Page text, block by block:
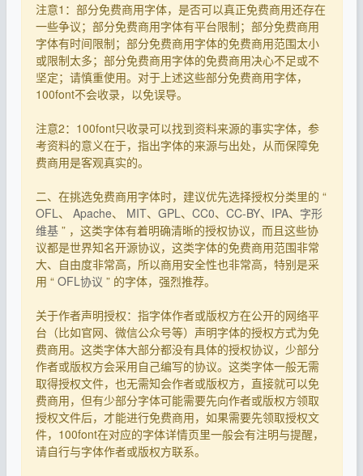
注意1：部分免费商用字体，是否可以真正免费商用还存在
一些争议；部分免费商用字体有平台限制；部分免费商用
字体有时间限制；部分免费商用字体的免费商用范围太小
或限制太多；部分免费商用字体的免费商用决心不足或不
坚定；请慎重使用。对于上述这些部分免费商用字体，
100font不会收录，以免误导。
注意2：100font只收录可以找到资料来源的事实字体，参
考资料的意义在于，指出字体的来源与出处，从而保障免
费商用是客观真实的。
二、在挑选免费商用字体时，建议优先选择授权分类里的 “
OFL、 Apache、 MIT、 GPL、 CC0、 CC-BY、 IPA、 字形
维基 ” ，这类字体有着明确清晰的授权协议，而且这些协
议都是世界知名开源协议，这类字体的免费商用范围非常
大、自由度非常高，所以商用安全性也非常高，特别是采
用 “ OFL协议 ” 的字体，强烈推荐。
关于作者声明授权：指字体作者或版权方在公开的网络平
台（比如官网、微信公众号等）声明字体的授权方式为免
费商用。这类字体大部分都没有具体的授权协议，少部分
作者或版权方会采用自己编写的协议。这类字体一般无需
取得授权文件，也无需知会作者或版权方，直接就可以免
费商用，但有少部分字体可能需要先向作者或版权方领取
授权文件后，才能进行免费商用，如果需要先领取授权文
件，100font在对应的字体详情页里一般会有注明与提醒，
请自行与字体作者或版权方联系。